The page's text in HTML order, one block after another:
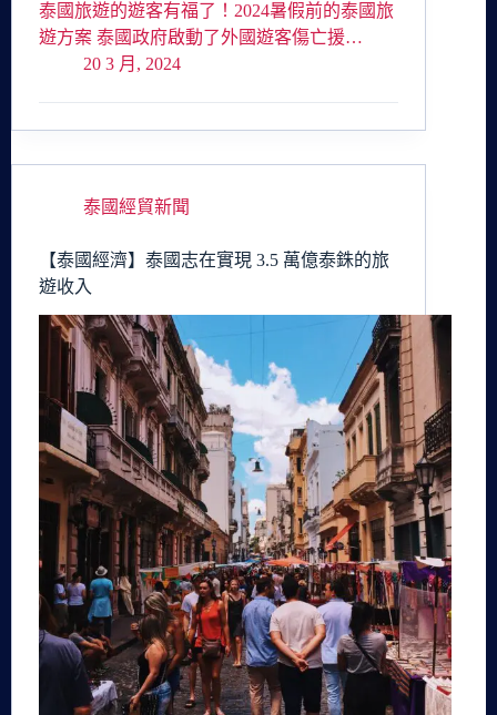
泰國旅遊的遊客有福了！2024暑假前的泰國旅
遊方案 泰國政府啟動了外國遊客傷亡援…
20 3 月, 2024
泰國經貿新聞
【泰國經濟】泰國志在實現 3.5 萬億泰銖的旅
遊收入